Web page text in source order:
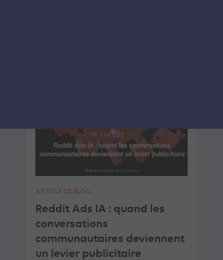
ARTICLE DE BLOG
Reddit Ads IA : quand les
conversations
communautaires deviennent
un levier publicitaire